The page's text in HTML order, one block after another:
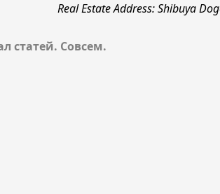
Real Estate Address: Shibuya
статей. Совсем.